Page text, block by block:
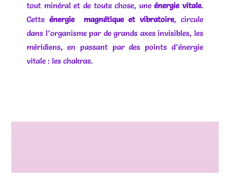
tout minéral et de toute chose, uneénergie vitale.
Cetteénergie magnétique et vibratoire, circule
dans l’organisme par de grands axes invisibles, les
méridiens, en passant par des points d’énergie
vitale : les chakras.